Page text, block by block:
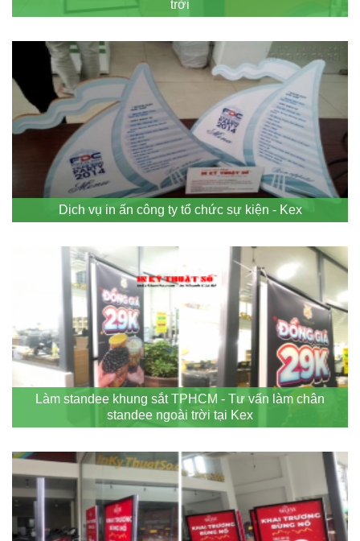
trời
Dịch vụ in ấn công ty tổ chức sự kiện - Kex
Làm standee khung sắt TPHCM - Tư vấn làm chân
standee ngoài trời tại Kex